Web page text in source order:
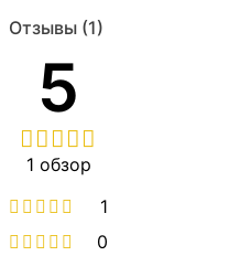
Отзывы (1)
5
1 обзор
1
0